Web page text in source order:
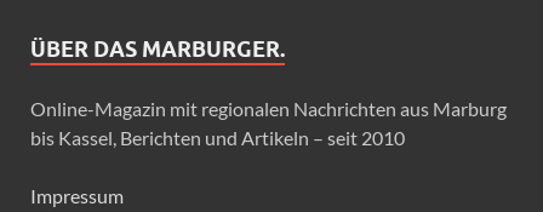
ÜBER DAS MARBURGER.
Online-Magazin mit regionalen Nachrichten aus Marburg
bis Kassel, Berichten und Artikeln – seit 2010
Impressum